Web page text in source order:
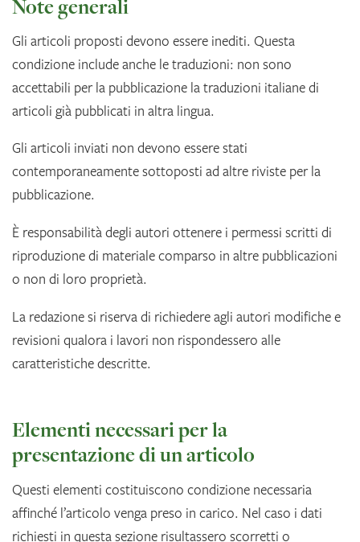
Note generali
Gli articoli proposti devono essere inediti. Questa
condizione include anche le traduzioni: non sono
accettabili per la pubblicazione la traduzioni italiane di
articoli già pubblicati in altra lingua.
Gli articoli inviati non devono essere stati
contemporaneamente sottoposti ad altre riviste per la
pubblicazione.
È responsabilità degli autori ottenere i permessi scritti di
riproduzione di materiale comparso in altre pubblicazioni
o non di loro proprietà.
La redazione si riserva di richiedere agli autori modifiche e
revisioni qualora i lavori non rispondessero alle
caratteristiche descritte.
Elementi necessari per la
presentazione di un articolo
Questi elementi costituiscono condizione necessaria
affinché l’articolo venga preso in carico. Nel caso i dati
richiesti in questa sezione risultassero scorretti o